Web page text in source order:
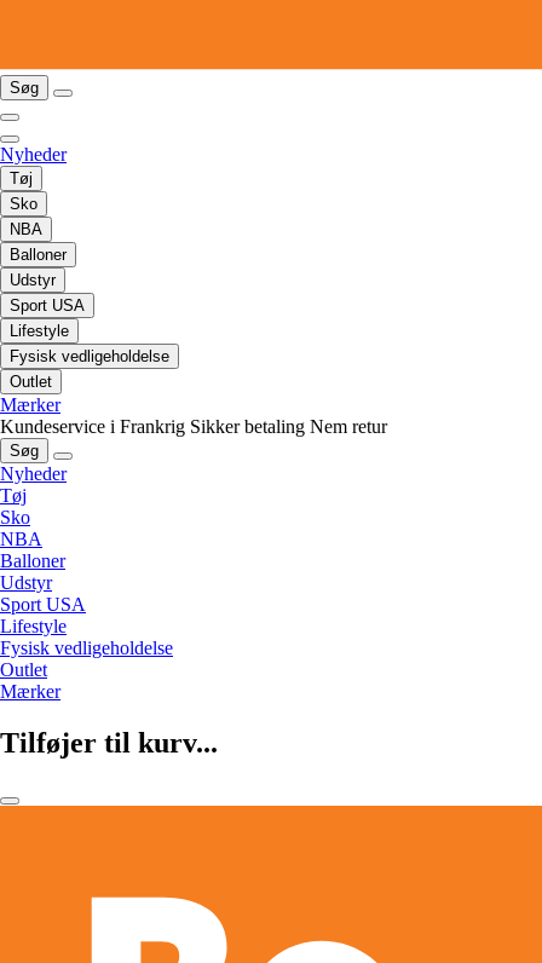
Søg
Nyheder
Tøj
Sko
NBA
Balloner
Udstyr
Sport USA
Lifestyle
Fysisk vedligeholdelse
Outlet
Mærker
Kundeservice i Frankrig Sikker betaling Nem retur
Søg
Nyheder
Tøj
Sko
NBA
Balloner
Udstyr
Sport USA
Lifestyle
Fysisk vedligeholdelse
Outlet
Mærker
Tilføjer til kurv...